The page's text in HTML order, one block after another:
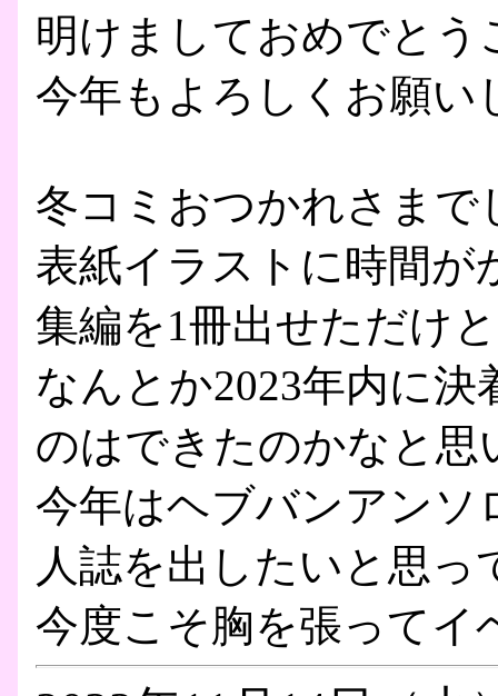
明けましておめでとう
今年もよろしくお願い
冬コミおつかれさまで
表紙イラストに時間が
集編を1冊出せただけ
なんとか2023年内に
のはできたのかなと思
今年はヘブバンアンソ
人誌を出したいと思っ
今度こそ胸を張ってイ